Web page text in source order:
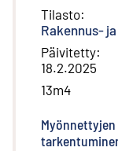
Tilasto:
Rakennus-
Päivitetty:
18.2.2025
13m4